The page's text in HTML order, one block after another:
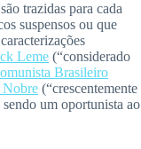
trazidas para cada
suspensos ou que
Leme (“considerado
Brasileiro
Nobre (“crescentemente
um oportunista ao